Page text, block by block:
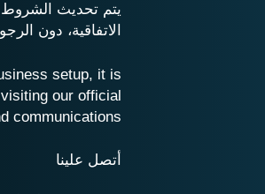
يتم تحديث الشروط
الاتفاقية، دون
setup, it is
our official
communications.
أتصل علينا